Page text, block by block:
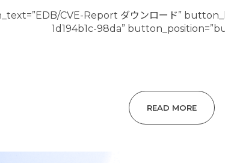
CVE-Report ダウンロード”
1d194b1c-98da”
READ MORE